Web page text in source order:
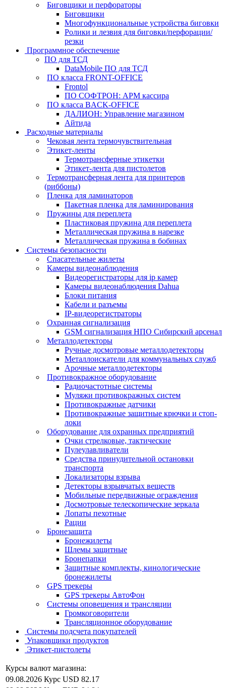
Биговщики и перфораторы
Биговщики
Многофункциональные устройства биговки
Ролики и лезвия для биговки/перфорации/
резки
Программное обеспечение
ПО для ТСД
DataMobile ПО для ТСД
ПО класса FRONT-OFFICE
Frontol
ПО СОФТРОН: АРМ кассира
ПО класса BACK-OFFICE
ДАЛИОН: Управление магазином
Айтида
Расходные материалы
Чековая лента термочувствительная
Этикет-ленты
Термотрансферные этикетки
Этикет-лента для пистолетов
Термотрансферная лента для принтеров
(риббоны)
Пленка для ламинаторов
Пакетная пленка для ламинирования
Пружины для переплета
Пластиковая пружина для переплета
Металлическая пружина в нарезке
Металлическая пружина в бобинах
Системы безопасности
Спасательные жилеты
Камеры видеонаблюдения
Видеорегистраторы для ip камер
Камеры видеонаблюдения Dahua
Блоки питания
Кабели и разъемы
IP-видеорегистраторы
Охранная сигнализация
GSM сигнализация НПО Сибирский арсенал
Металлодетекторы
Ручные досмотровые металлодетекторы
Металлоискатели для коммунальных служб
Арочные металлодетекторы
Противокражное оборудование
Радиочастотные системы
Муляжи противокражных систем
Противокражные датчики
Противокражные защитные крючки и стоп-
локи
Оборудование для охранных предприятий
Очки стрелковые, тактические
Пулеулавливатели
Средства принудительной остановки
транспорта
Локализаторы взрыва
Детекторы взрывчатых веществ
Мобильные передвижные ограждения
Досмотровые телескопические зеркала
Лопаты пехотные
Рации
Бронезащита
Бронежилеты
Шлемы защитные
Бронепапки
Защитные комплекты, кинологические
бронежилеты
GPS трекеры
GPS трекеры АвтоФон
Системы оповещения и трансляции
Громкоговорители
Трансляционное оборудование
Системы подсчета покупателей
Упаковщики продуктов
Этикет-пистолеты
Курсы валют магазина:
09.08.2026 Курс USD 82.17